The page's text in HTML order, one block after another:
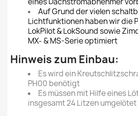
Auf Grund der vielen
Lichtfunktionen haben wir die
LokPilot & LokSound sowie
MX- & MS-Serie optimiert
Hinweis zum Einbau:
Es wird ein
PH00 benötigt
Es müssen mit Hilfe eines
insgesamt 24 Litzen